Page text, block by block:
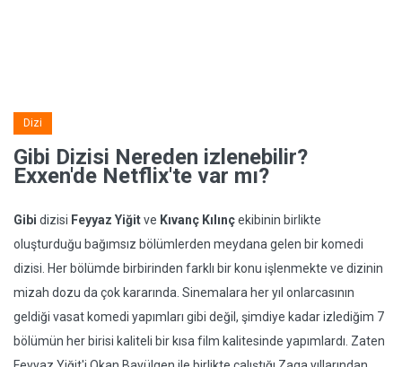
Dizi
Gibi Dizisi Nereden izlenebilir?
Exxen'de Netflix'te var mı?
Gibi dizisi Feyyaz Yiğitve Kıvanç Kılınçekibinin birlikte
oluşturduğu bağımsız bölümlerden meydana gelen bir komedi
dizisi. Her bölümde birbirinden farklı bir konu işlenmekte ve dizinin
mizah dozu da çok kararında. Sinemalara her yıl onlarcasının
geldiği vasat komedi yapımları gibi değil, şimdiye kadar izlediğim 7
bölümün her birisi kaliteli bir kısa film kalitesinde yapımlardı. Zaten